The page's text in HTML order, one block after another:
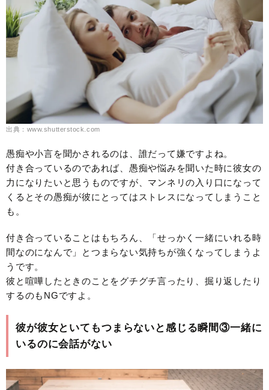
出典：www.shutterstock.com
愚痴や小言を聞かされるのは、誰だって嫌ですよね。
付き合っているのであれば、愚痴や悩みを聞いた時に彼女の
力になりたいと思うものですが、マンネリの入り口になって
くるとその愚痴が彼にとってはストレスになってしまうこと
も。
付き合っていることはもちろん、「せっかく一緒にいれる時
間なのになんで」とつまらない気持ちが強くなってしまうよ
うです。
彼と喧嘩したときのことをグチグチ言ったり、掘り返したり
するのもNGですよ。
彼が彼女といてもつまらないと感じる瞬間③一緒に
いるのに会話がない